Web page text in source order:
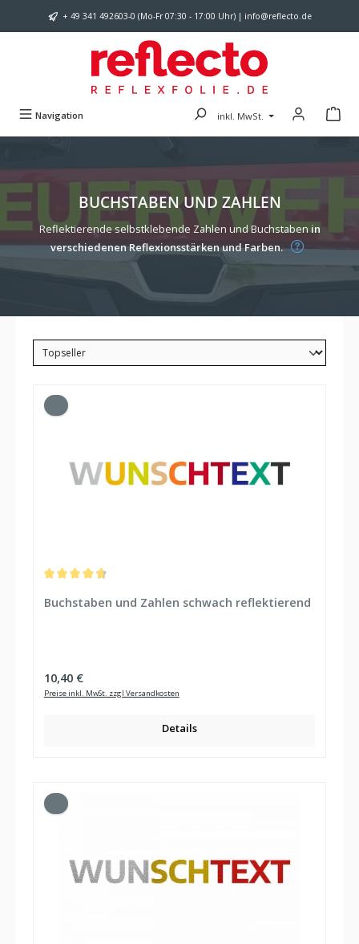
Zum Hauptinhalt springen
+ 49 341 492603-0 (Mo-Fr 07:30 - 17:00 Uhr) | info@reflecto.de
Navigation inkl. MwSt.
BUCHSTABEN UND ZAHLEN
Reflektierende selbstklebende Zahlen und Buchstaben in
verschiedenen Reflexionsstärken und Farben.
Buchstaben und Zahlen schwach reflektierend
Regulärer Preis:
10,40 €
Preise inkl. MwSt. zzgl Versandkosten
Details